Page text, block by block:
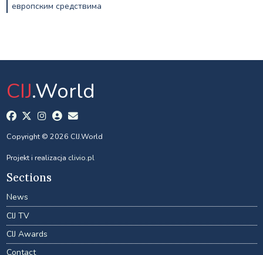
европским средствима
CIJ.World
Copyright © 2026 CIJ.World
Projekt i realizacja clivio.pl
Sections
News
CIJ TV
CIJ Awards
Contact